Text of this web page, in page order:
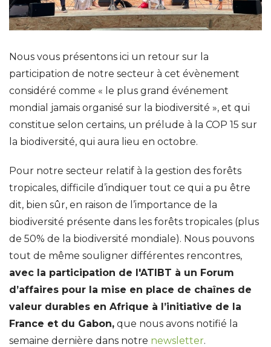
Nous vous présentons ici un retour sur la
participation de notre secteur à cet évènement
considéré comme « le plus grand événement
mondial jamais organisé sur la biodiversité », et qui
constitue selon certains, un prélude à la COP 15 sur
la biodiversité, qui aura lieu en octobre.
Pour notre secteur relatif à la gestion des forêts
tropicales, difficile d’indiquer tout ce qui a pu être
dit, bien sûr, en raison de l’importance de la
biodiversité présente dans les forêts tropicales (plus
de 50% de la biodiversité mondiale). Nous pouvons
tout de même souligner différentes rencontres,
avec la participation de l'ATIBT à un Forum
d’affaires pour la mise en place de chaînes de
valeur durables en Afrique à l’initiative de la
France et du Gabon, que nous avons notifié la
semaine dernière dans notre newsletter.